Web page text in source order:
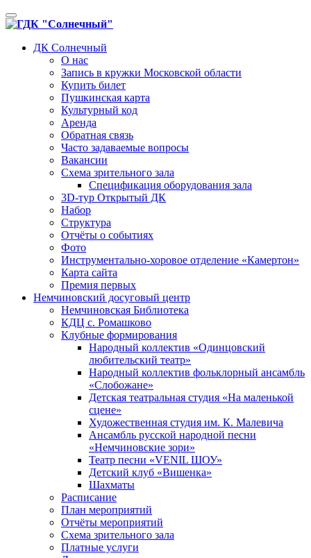
Toggle
navigation
ДК Солнечный
О нас
Запись в кружки Московской области
Купить билет
Пушкинская карта
Культурный код
Аренда
Обратная связь
Часто задаваемые вопросы
Вакансии
Схема зрительного зала
Спецификация оборудования зала
3D-тур Открытый ДК
Набор
Структура
Отчёты о событиях
Фото
Инструментально-хоровое отделение «Камертон»
Карта сайта
Премия первых
Немчиновский досуговый центр
Немчиновская Библиотека
КДЦ с. Ромашково
Клубные формирования
Народный коллектив «Одинцовский
любительский театр»
Народный коллектив фольклорный ансамбль
«Слобожане»
Детская театральная студия «На маленькой
сцене»
Художественная студия им. К. Малевича
Ансамбль русской народной песни
«Немчиновские зори»
Театр песни «VENIL ШОУ»
Детский клуб «Вишенка»
Шахматы
Расписание
План мероприятий
Отчёты мероприятий
Схема зрительного зала
Платные услуги